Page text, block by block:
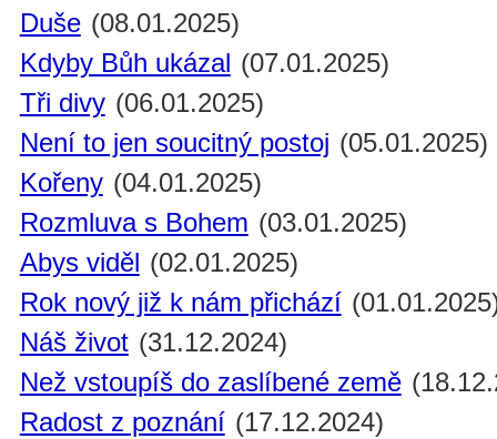
Duše (08.01.2025)
Kdyby Bůh ukázal (07.01.2025)
Tři divy (06.01.2025)
Není to jen soucitný postoj (05.01.2025)
Kořeny (04.01.2025)
Rozmluva s Bohem (03.01.2025)
Abys viděl (02.01.2025)
Rok nový již k nám přichází
Náš život (31.12.2024)
Než vstoupíš do zaslíbené země
Radost z poznání (17.12.2024)